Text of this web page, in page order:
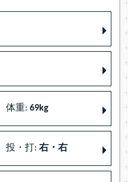
体重: 69kg
投・打: 右・右